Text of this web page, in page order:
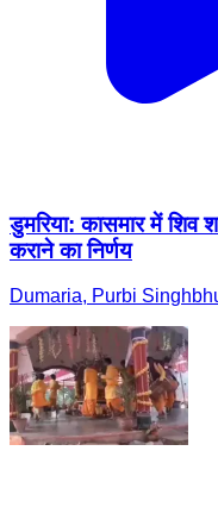
डुमरिया: कासमार में शिव
कराने का निर्णय
Dumaria, Purbi